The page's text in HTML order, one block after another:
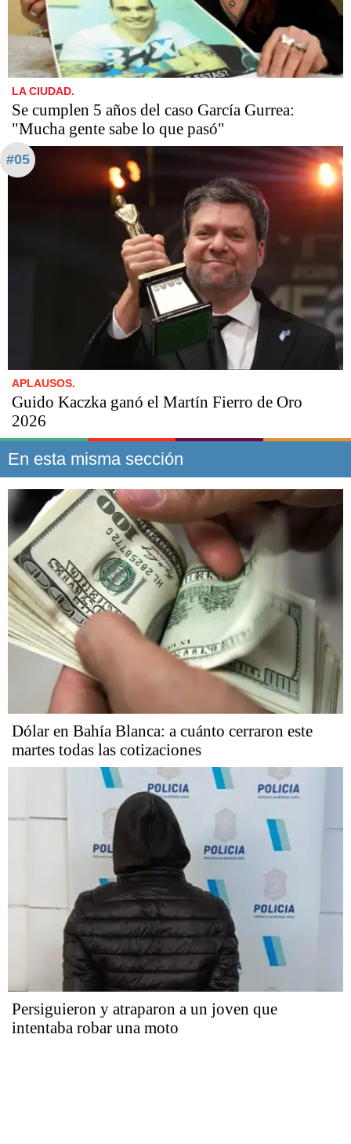
LA CIUDAD.
Se cumplen 5 años del caso García Gurrea:
"Mucha gente sabe lo que pasó"
#05
APLAUSOS.
Guido Kaczka ganó el Martín Fierro de Oro
2026
En esta misma sección
Dólar en Bahía Blanca: a cuánto cerraron este
martes todas las cotizaciones
Persiguieron y atraparon a un joven que
intentaba robar una moto